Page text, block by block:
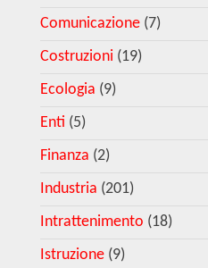
Comunicazione (7)
Costruzioni (19)
Ecologia (9)
Enti (5)
Finanza (2)
Industria (201)
Intrattenimento (18)
Istruzione (9)